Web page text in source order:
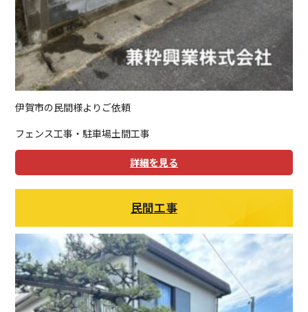
伊賀市の民間様よりご依頼
フェンス工事・駐車場土間工事
詳細を見る
民間工事